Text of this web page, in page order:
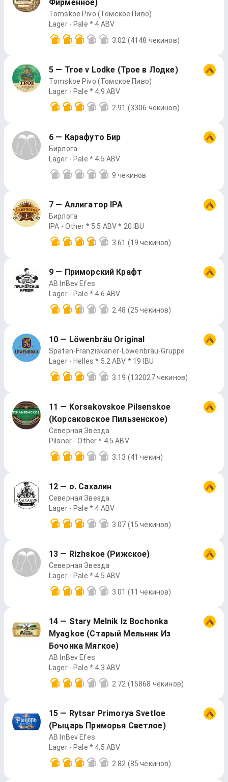
Фирменное)
Tomskoe Pivo (Томское Пиво)
Lager - Pale * 4 ABV
3.02 (4148 чекинов)
5 — Troe v Lodke (Трое в Лодке)
Tomskoe Pivo (Томское Пиво)
Lager - Pale * 4.9 ABV
2.91 (3306 чекинов)
6 — Карафуто Бир
Бирлога
Lager - Pale * 4.5 ABV
9 чекинов
7 — Аллигатор IPA
Бирлога
IPA - Other * 5.5 ABV * 20 IBU
3.61 (19 чекинов)
9 — Приморский Крафт
AB InBev Efes
Lager - Pale * 4.6 ABV
2.48 (25 чекинов)
10 — Löwenbräu Original
Spaten-Franziskaner-Löwenbräu-Gruppe
Lager - Helles * 5.2 ABV * 19 IBU
3.19 (132027 чекинов)
11 — Korsakovskoe Pilsenskoe
(Корсаковское Пильзенское)
Северная Звезда
Pilsner - Other * 4.5 ABV
3.13 (41 чекин)
12 — о. Сахалин
Северная Звезда
Lager - Pale * 4 ABV
3.07 (15 чекинов)
13 — Rizhskoe (Рижское)
Северная Звезда
Lager - Pale * 4.5 ABV
3.01 (11 чекинов)
14 — Stary Melnik Iz Bochonka
Myagkoe (Старый Мельник Из
Бочонка Мягкое)
AB InBev Efes
Lager - Pale * 4.3 ABV
2.72 (15868 чекинов)
15 — Rytsar Primorya Svetloe
(Рыцарь Приморья Светлое)
AB InBev Efes
Lager - Pale * 4.5 ABV
2.82 (85 чекинов)